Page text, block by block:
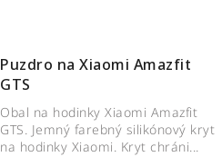
Puzdro na Xiaomi Amazfit
GTS
Obal na hodinky Xiaomi Amazfit
GTS. Jemný farebný silikónový kryt
na hodinky Xiaomi. Kryt chráni...